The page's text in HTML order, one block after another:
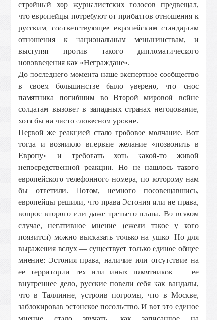
стройный хор журналистских голосов предвещал,
что европейцы потребуют от прибалтов отношения к
русским, соответствующее европейским стандартам
отношения к национальным меньшинствам, и
выступят против такого дипломатического
нововведения как «Неграждане».
До последнего момента наше экспертное сообщество
в своем большинстве было уверено, что снос
памятника погибшим во Второй мировой войне
солдатам вызовет в западных странах негодование,
хотя бы на чисто словесном уровне.
Первой же реакцией стало гробовое молчание. Вот
тогда и возникло впервые желание «позвонить в
Европу» и требовать хоть какой-то живой
непосредственной реакции. Но не нашлось такого
европейского телефонного номера, по которому нам
бы ответили. Потом, немного посовещавшись,
европейцы решили, что права Эстония или не права,
вопрос второго или даже третьего плана. Во всяком
случае, негативное мнение (ежели такое у кого
появится) можно высказать только на ушко. Но для
выражения вслух — существует только единое общее
мнение: Эстония права, наличие или отсутствие на
ее территории тех или иных памятников — ее
внутреннее дело, русские повели себя как вандалы,
что в Таллинне, устроив погромы, что в Москве,
заблокировав эстонское посольство. И вот это единое
мнение стало звучать, как записанное на